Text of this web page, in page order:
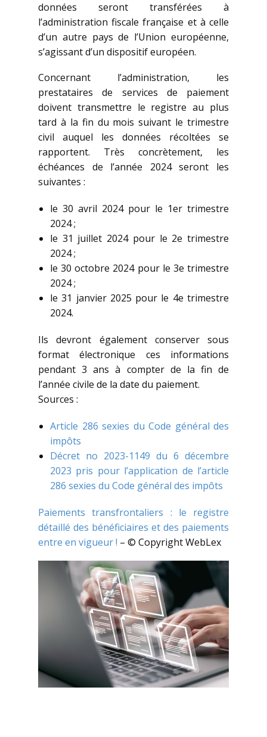
données seront transférées à
l’administration fiscale française et à celle
d’un autre pays de l’Union européenne,
s’agissant d’un dispositif européen.
Concernant l’administration, les
prestataires de services de paiement
doivent transmettre le registre au plus
tard à la fin du mois suivant le trimestre
civil auquel les données récoltées se
rapportent. Très concrètement, les
échéances de l’année 2024 seront les
suivantes :
le 30 avril 2024 pour le 1er trimestre
2024 ;
le 31 juillet 2024 pour le 2e trimestre
2024 ;
le 30 octobre 2024 pour le 3e trimestre
2024 ;
le 31 janvier 2025 pour le 4e trimestre
2024.
Ils devront également conserver sous
format électronique ces informations
pendant 3 ans à compter de la fin de
l’année civile de la date du paiement.
Sources :
Article 286 sexies du Code général des
impôts
Décret no 2023-1149 du 6 décembre
2023 pris pour l’application de l’article
286 sexies du Code général des impôts
Paiements transfrontaliers : le registre
détaillé des bénéficiaires et des paiements
entre en vigueur ! – © Copyright WebLex